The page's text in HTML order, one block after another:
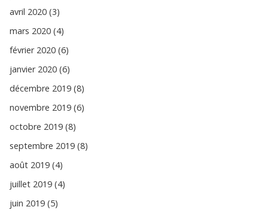
avril 2020 (3)
mars 2020 (4)
février 2020 (6)
janvier 2020 (6)
décembre 2019 (8)
novembre 2019 (6)
octobre 2019 (8)
septembre 2019 (8)
août 2019 (4)
juillet 2019 (4)
juin 2019 (5)